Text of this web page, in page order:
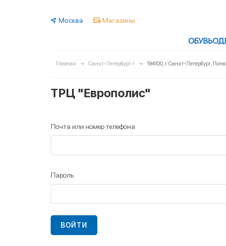
Москва Магазины
ОБУВЬ
Главная Санкт-Петербург г 194100, г Санкт-Петербург,
ТРЦ "Европолис"
Почта или номер телефона
Пароль
ВОЙТИ